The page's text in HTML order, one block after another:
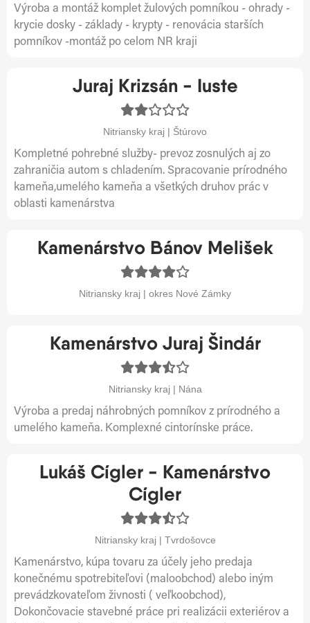
Výroba a montáž komplet žulových pomníkou - ohrady -
krycie dosky - základy - krypty - renovácia starších
pomníkov -montáž po celom NR kraji
Juraj Krizsán - Iuste
Nitriansky kraj | Štúrovo
Kompletné pohrebné služby- prevoz zosnulých aj zo
zahraničia autom s chladením. Spracovanie prírodného
kameňa,umelého kameňa a všetkých druhov prác v
oblasti kamenárstva
Kamenárstvo Bánov Melišek
Nitriansky kraj | okres Nové Zámky
Kamenárstvo Juraj Šindár
Nitriansky kraj | Nána
Výroba a predaj náhrobných pomníkov z prírodného a
umelého kameňa. Komplexné cintorínske práce.
Lukáš Cígler - Kamenárstvo
Cígler
Nitriansky kraj | Tvrdošovce
Kamenárstvo, kúpa tovaru za účely jeho predaja
konečnému spotrebiteľovi (maloobchod) alebo iným
prevádzkovateľom živnosti ( veľkoobchod),
Dokončovacie stavebné práce pri realizácii exteriérov a